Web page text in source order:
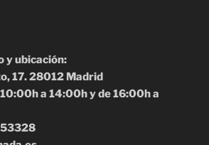
y ubicación:
17. 28012 Madrid
a 14:00h y de 16:00h a